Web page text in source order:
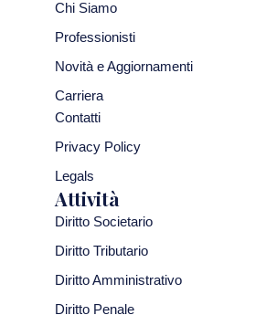
Chi Siamo
Professionisti
Novità e Aggiornamenti
Carriera
Contatti
Privacy Policy
Legals
Attività
Diritto Societario
Diritto Tributario
Diritto Amministrativo
Diritto Penale